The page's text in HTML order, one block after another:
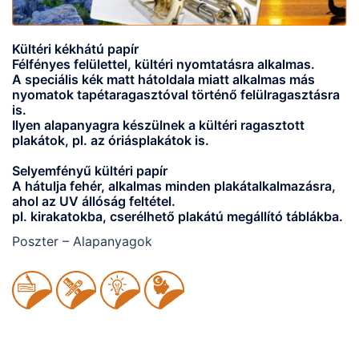
Kültéri kékhátú papír
Félfényes felülettel, kültéri nyomtatásra alkalmas.
A speciális kék matt hátoldala miatt alkalmas más
nyomatok tapétaragasztóval történő felülragasztásra
is.
Ilyen alapanyagra készülnek a kültéri ragasztott
plakátok, pl. az óriásplakátok is.
Selyemfényű kültéri papír
A hátulja fehér, alkalmas minden plakátalkalmazásra,
ahol az UV állóság feltétel.
pl. kirakatokba, cserélhető plakátú megállító táblákba.
Poszter – Alapanyagok